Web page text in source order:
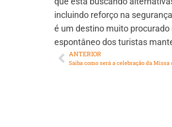
incluindo reforço na
é um destino muito
espontâneo dos turistas
ANTERIOR